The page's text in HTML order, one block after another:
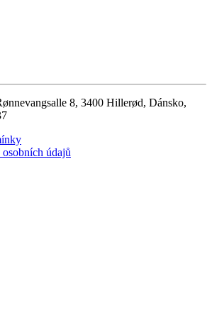
8, 3400 Hillerød, Dánsko,
údajů